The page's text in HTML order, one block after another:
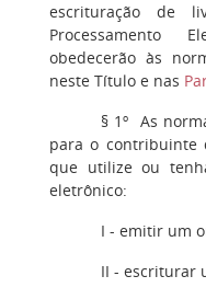
escrituração de
Processamento
obedecerão às
neste Título e nas
§ 1º As
para o contribuinte
que utilize ou
eletrônico:
I - emitir um
II - escriturar